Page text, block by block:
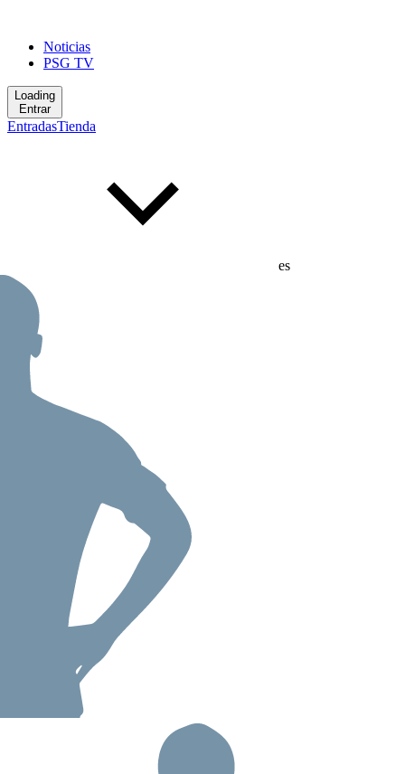
Noticias
PSG TV
Loading
Entrar
EntradasTienda
es